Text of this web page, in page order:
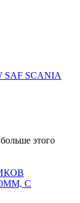
SCANIA
этого
С